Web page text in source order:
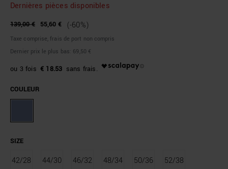
Dernières pièces disponibles
139,00 € 55,60 € (-60%)
Taxe comprise, frais de port non compris
Dernier prix le plus bas: 69,50 €
€ 18.53
COULEUR
SIZE
42/28 44/30 46/32 48/34 50/36 52/38